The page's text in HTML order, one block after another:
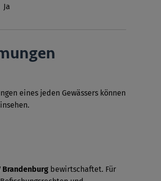
Ja
eines jeden Gewässers können
Brandenburg bewirtschaftet. Für